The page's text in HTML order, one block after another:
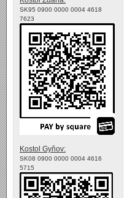
SK95 0900 0000 0004 4618
7623
Kostol Gyňov:
SK08 0900 0000 0004 4616
5715